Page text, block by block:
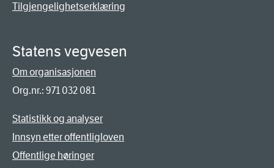
Tilgjengelighetserklæring
Statens vegvesen
Om organisasjonen
Org.nr.: 971 032 081
Statistikk og analyser
Innsyn etter offentligloven
Offentlige høringer